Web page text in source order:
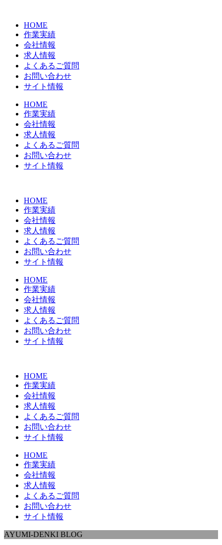
HOME
作業実績
会社情報
求人情報
よくあるご質問
お問い合わせ
サイト情報
HOME
作業実績
会社情報
求人情報
よくあるご質問
お問い合わせ
サイト情報
HOME
作業実績
会社情報
求人情報
よくあるご質問
お問い合わせ
サイト情報
HOME
作業実績
会社情報
求人情報
よくあるご質問
お問い合わせ
サイト情報
HOME
作業実績
会社情報
求人情報
よくあるご質問
お問い合わせ
サイト情報
HOME
作業実績
会社情報
求人情報
よくあるご質問
お問い合わせ
サイト情報
AYUMI-DENKI BLOG